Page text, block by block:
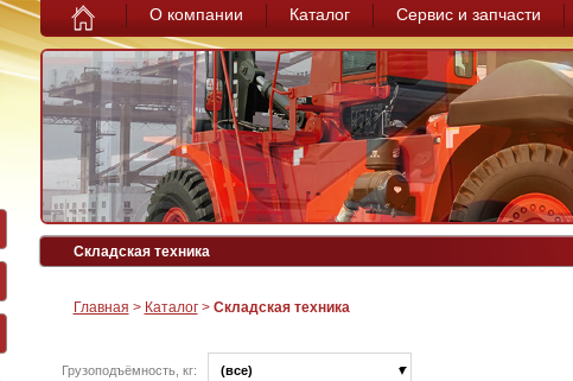
О компании Каталог Сервис и запчасти
Главная > Каталог> Складская техника
Складская техника
Грузоподъёмность, кг: (все)